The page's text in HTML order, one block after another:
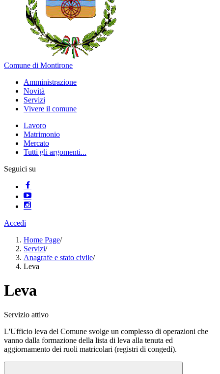
Comune di Montirone
Amministrazione
Novità
Servizi
Vivere il comune
Lavoro
Matrimonio
Mercato
Tutti gli argomenti...
Seguici su
Accedi
Home Page/
Servizi/
Anagrafe e stato civile/
Leva
Leva
Servizio attivo
L'Ufficio leva del Comune svolge un complesso di operazioni che
vanno dalla formazione della lista di leva alla tenuta ed
aggiornamento dei ruoli matricolari (registri di congedi).